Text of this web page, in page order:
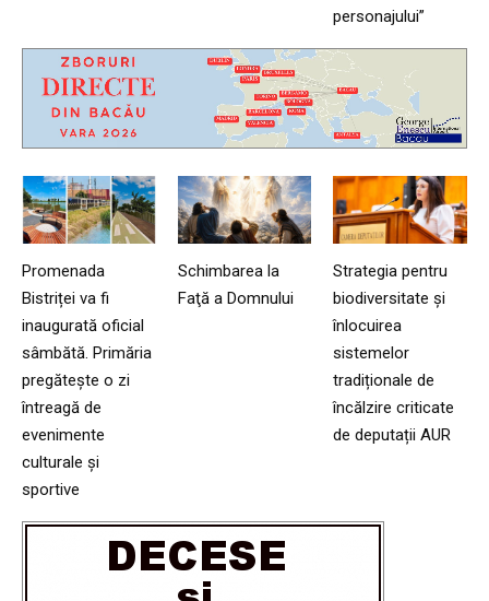
personajului”
Promenada
Bistriței va fi
inaugurată oficial
sâmbătă. Primăria
pregătește o zi
întreagă de
evenimente
culturale și
sportive
Schimbarea la
Faţă a Domnului
Strategia pentru
biodiversitate și
înlocuirea
sistemelor
tradiționale de
încălzire criticate
de deputații AUR